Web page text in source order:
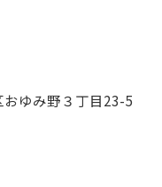
ゆみ野３丁目23-5